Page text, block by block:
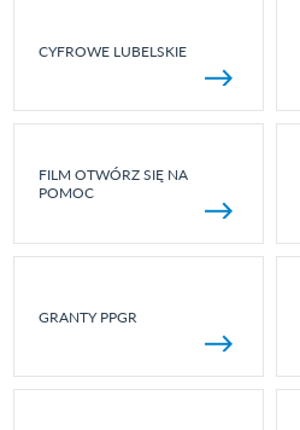
CYFROWE LUBELSKIE
FILM OTWÓRZ SIĘ NA
POMOC
GRANTY PPGR